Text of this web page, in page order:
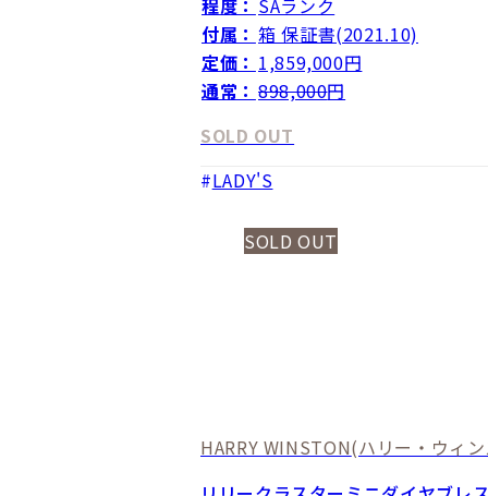
付属： 箱 保証書(2021.10)
定価： 1,859,000円
通常： 898,000円
SOLD OUT
LADY'S
SOLD OUT
HARRY WINSTON(ハリー・ウィ